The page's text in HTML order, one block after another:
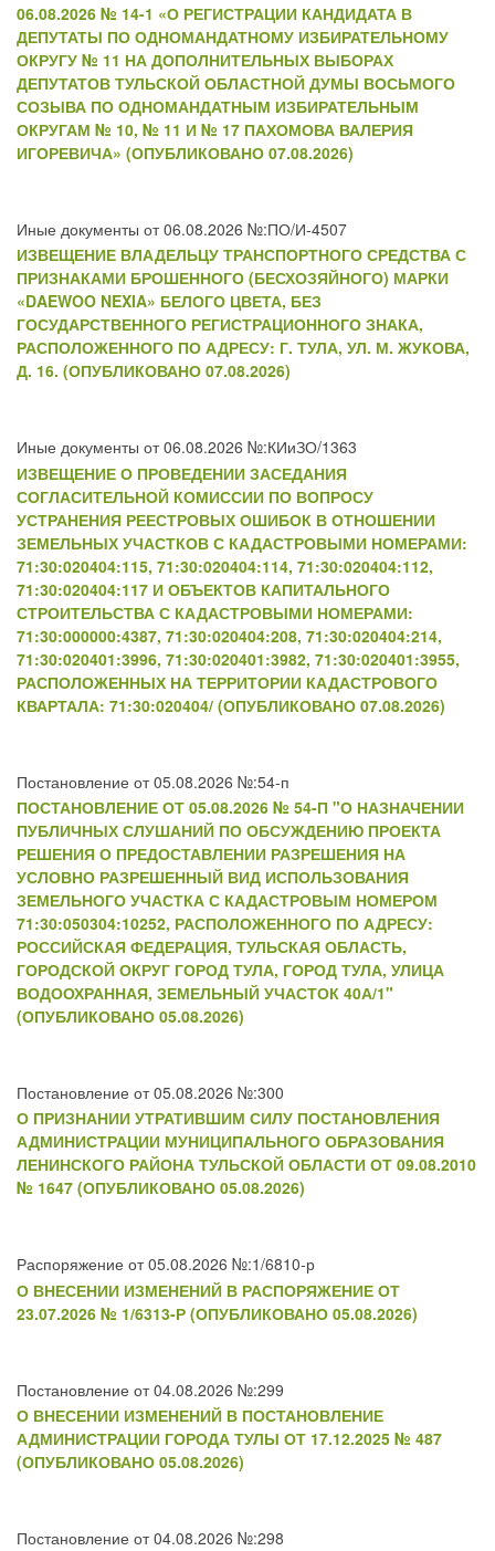
06.08.2026 № 14-1 «О РЕГИСТРАЦИИ КАНДИДАТА В
ДЕПУТАТЫ ПО ОДНОМАНДАТНОМУ ИЗБИРАТЕЛЬНОМУ
ОКРУГУ № 11 НА ДОПОЛНИТЕЛЬНЫХ ВЫБОРАХ
ДЕПУТАТОВ ТУЛЬСКОЙ ОБЛАСТНОЙ ДУМЫ ВОСЬМОГО
СОЗЫВА ПО ОДНОМАНДАТНЫМ ИЗБИРАТЕЛЬНЫМ
ОКРУГАМ № 10, № 11 И № 17 ПАХОМОВА ВАЛЕРИЯ
ИГОРЕВИЧА» (ОПУБЛИКОВАНО 07.08.2026)
Иные документы от 06.08.2026 №:ПО/И-4507
ИЗВЕЩЕНИЕ ВЛАДЕЛЬЦУ ТРАНСПОРТНОГО СРЕДСТВА С
ПРИЗНАКАМИ БРОШЕННОГО (БЕСХОЗЯЙНОГО) МАРКИ
«DAEWOO NEXIA» БЕЛОГО ЦВЕТА, БЕЗ
ГОСУДАРСТВЕННОГО РЕГИСТРАЦИОННОГО ЗНАКА,
РАСПОЛОЖЕННОГО ПО АДРЕСУ: Г. ТУЛА, УЛ. М. ЖУКОВА,
Д. 16. (ОПУБЛИКОВАНО 07.08.2026)
Иные документы от 06.08.2026 №:КИиЗО/1363
ИЗВЕЩЕНИЕ О ПРОВЕДЕНИИ ЗАСЕДАНИЯ
СОГЛАСИТЕЛЬНОЙ КОМИССИИ ПО ВОПРОСУ
УСТРАНЕНИЯ РЕЕСТРОВЫХ ОШИБОК В ОТНОШЕНИИ
ЗЕМЕЛЬНЫХ УЧАСТКОВ С КАДАСТРОВЫМИ НОМЕРАМИ:
71:30:020404:115, 71:30:020404:114, 71:30:020404:112,
71:30:020404:117 И ОБЪЕКТОВ КАПИТАЛЬНОГО
СТРОИТЕЛЬСТВА С КАДАСТРОВЫМИ НОМЕРАМИ:
71:30:000000:4387, 71:30:020404:208, 71:30:020404:214,
71:30:020401:3996, 71:30:020401:3982, 71:30:020401:3955,
РАСПОЛОЖЕННЫХ НА ТЕРРИТОРИИ КАДАСТРОВОГО
КВАРТАЛА: 71:30:020404/ (ОПУБЛИКОВАНО 07.08.2026)
Постановление от 05.08.2026 №:54-п
ПОСТАНОВЛЕНИЕ ОТ 05.08.2026 № 54-П "О НАЗНАЧЕНИИ
ПУБЛИЧНЫХ СЛУШАНИЙ ПО ОБСУЖДЕНИЮ ПРОЕКТА
РЕШЕНИЯ О ПРЕДОСТАВЛЕНИИ РАЗРЕШЕНИЯ НА
УСЛОВНО РАЗРЕШЕННЫЙ ВИД ИСПОЛЬЗОВАНИЯ
ЗЕМЕЛЬНОГО УЧАСТКА С КАДАСТРОВЫМ НОМЕРОМ
71:30:050304:10252, РАСПОЛОЖЕННОГО ПО АДРЕСУ:
РОССИЙСКАЯ ФЕДЕРАЦИЯ, ТУЛЬСКАЯ ОБЛАСТЬ,
ГОРОДСКОЙ ОКРУГ ГОРОД ТУЛА, ГОРОД ТУЛА, УЛИЦА
ВОДООХРАННАЯ, ЗЕМЕЛЬНЫЙ УЧАСТОК 40А/1"
(ОПУБЛИКОВАНО 05.08.2026)
Постановление от 05.08.2026 №:300
О ПРИЗНАНИИ УТРАТИВШИМ СИЛУ ПОСТАНОВЛЕНИЯ
АДМИНИСТРАЦИИ МУНИЦИПАЛЬНОГО ОБРАЗОВАНИЯ
ЛЕНИНСКОГО РАЙОНА ТУЛЬСКОЙ ОБЛАСТИ ОТ 09.08.2010
№ 1647 (ОПУБЛИКОВАНО 05.08.2026)
Распоряжение от 05.08.2026 №:1/6810-р
О ВНЕСЕНИИ ИЗМЕНЕНИЙ В РАСПОРЯЖЕНИЕ ОТ
23.07.2026 № 1/6313-Р (ОПУБЛИКОВАНО 05.08.2026)
Постановление от 04.08.2026 №:299
О ВНЕСЕНИИ ИЗМЕНЕНИЙ В ПОСТАНОВЛЕНИЕ
АДМИНИСТРАЦИИ ГОРОДА ТУЛЫ ОТ 17.12.2025 № 487
(ОПУБЛИКОВАНО 05.08.2026)
Постановление от 04.08.2026 №:298